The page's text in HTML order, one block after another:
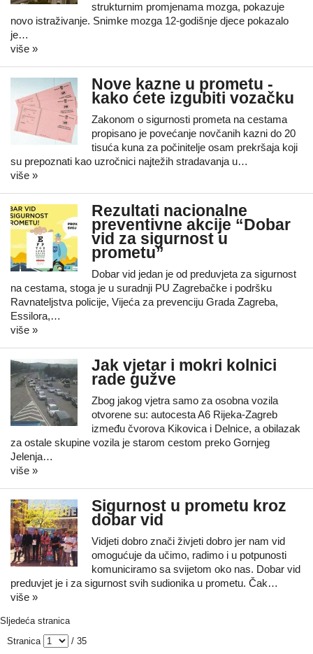
strukturnim promjenama mozga, pokazuje
novo istraživanje. Snimke mozga 12-godišnje djece pokazalo
je…
više »
Nove kazne u prometu -
kako ćete izgubiti vozačku
Zakonom o sigurnosti prometa na cestama
propisano je povećanje novčanih kazni do 20
tisuća kuna za počinitelje osam prekršaja koji
su prepoznati kao uzročnici najtežih stradavanja u…
više »
Rezultati nacionalne
preventivne akcije “Dobar
vid za sigurnost u
prometu”
Dobar vid jedan je od preduvjeta za sigurnost
na cestama, stoga je u suradnji PU Zagrebačke i podršku
Ravnateljstva policije, Vijeća za prevenciju Grada Zagreba,
Essilora,…
više »
Jak vjetar i mokri kolnici
rade gužve
Zbog jakog vjetra samo za osobna vozila
otvorene su: autocesta A6 Rijeka-Zagreb
između čvorova Kikovica i Delnice, a obilazak
za ostale skupine vozila je starom cestom preko Gornjeg
Jelenja…
više »
Sigurnost u prometu kroz
dobar vid
Vidjeti dobro znači živjeti dobro jer nam vid
omogućuje da učimo, radimo i u potpunosti
komuniciramo sa svijetom oko nas. Dobar vid
preduvjet je i za sigurnost svih sudionika u prometu. Čak…
više »
Sljedeća stranica
Stranica
/ 35